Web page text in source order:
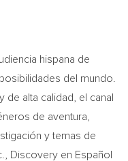
hispana de
del mundo.
de alta calidad, el canal
de aventura,
y temas de
Discovery en Español